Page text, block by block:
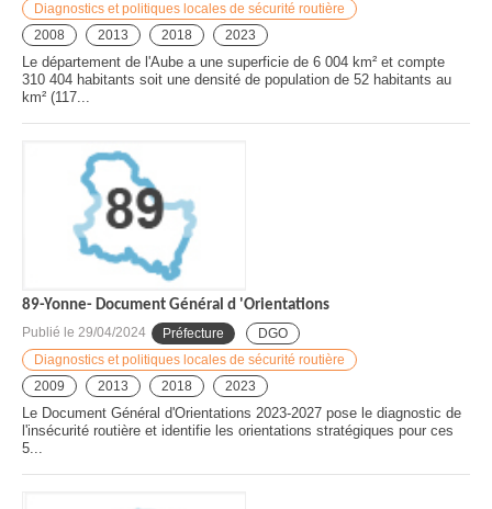
Diagnostics et politiques locales de sécurité routière
2008
2013 2018 2023
Le département de l'Aube a une superficie de 6 004 km² et compte
310 404 habitants soit une densité de population de 52 habitants au
km² (117...
89-Yonne- Document Général d 'Orientations
Publié le 29/04/2024 Préfecture
DGO
Diagnostics et politiques locales de sécurité routière
2009
2013 2018 2023
Le Document Général d'Orientations 2023-2027 pose le diagnostic de
l'insécurité routière et identifie les orientations stratégiques pour ces
5...